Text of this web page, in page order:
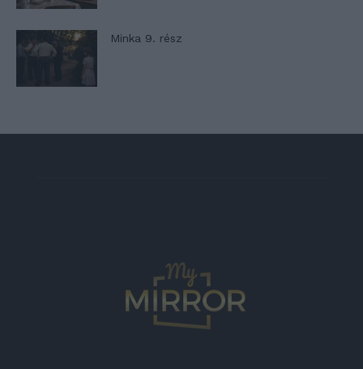
Minka 9. rész